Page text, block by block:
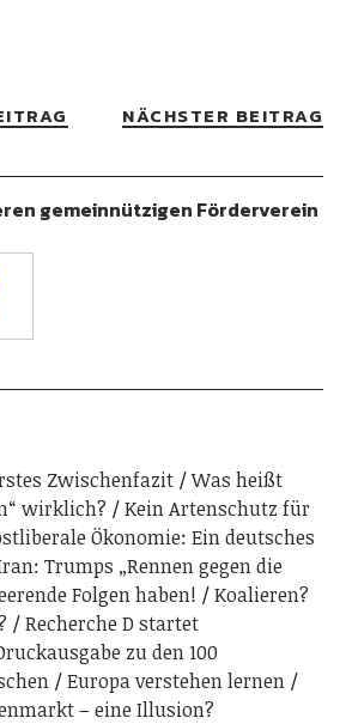
NÄCHSTER BEITRAG
gemeinnützigen Förderverein
Zwischenfazit
Was heißt
wirklich?
Kein Artenschutz für
Ökonomie: Ein deutsches
Trumps „Rennen gegen die
Folgen haben!
Koalieren?
Recherche D startet
zu den 100
Europa verstehen lernen
– eine Illusion?